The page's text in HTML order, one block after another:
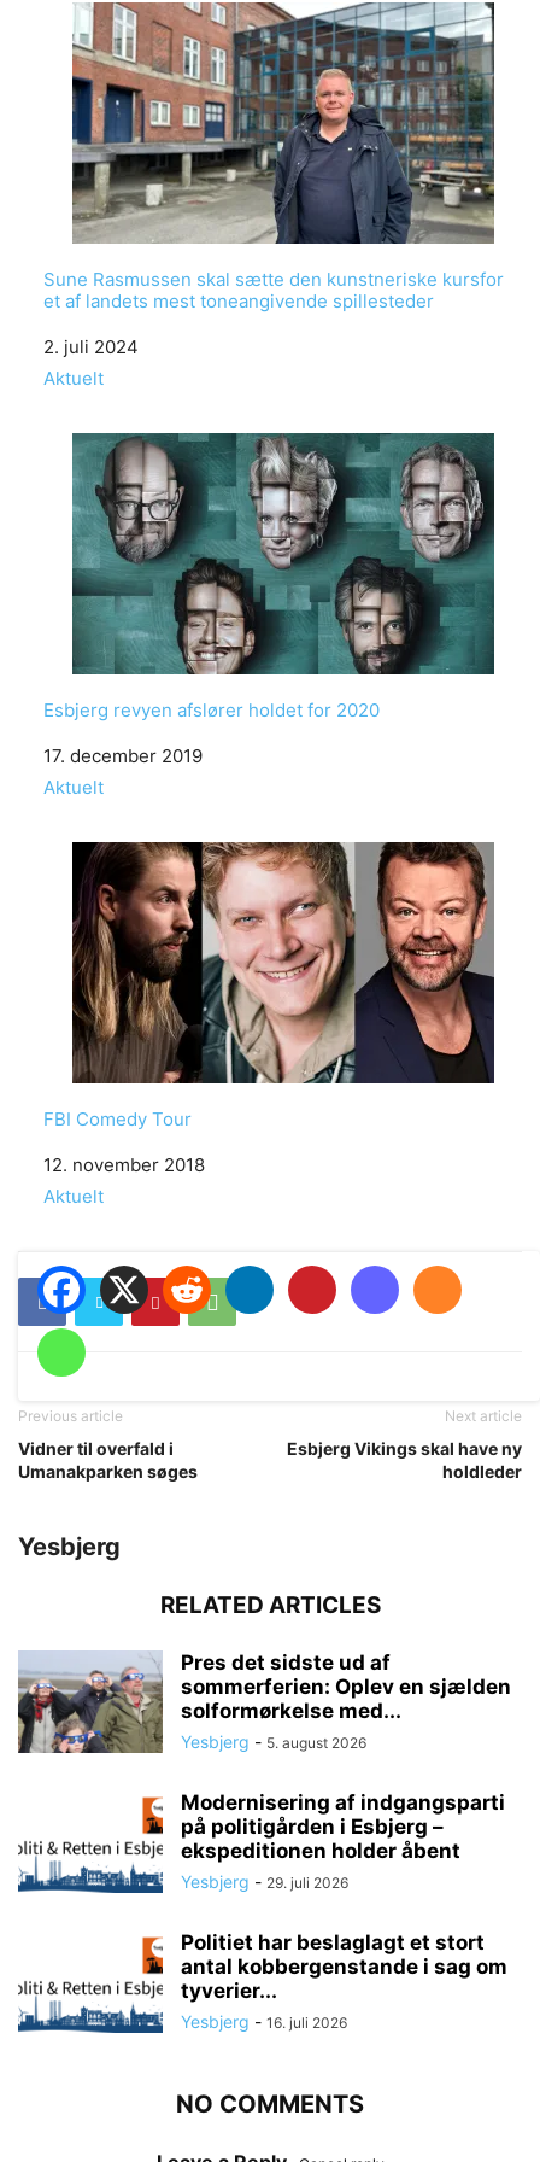
Sune Rasmussen skal sætte den kunstneriske kursfor
et af landets mest toneangivende spillesteder
Date
2. juli 2024
In relation to
Aktuelt
Esbjerg revyen afslører holdet for 2020
Date
17. december 2019
In relation to
Aktuelt
FBI Comedy Tour
Date
12. november 2018
In relation to
Aktuelt
Previous article
Vidner til overfald i
Umanakparken søges
Next article
Esbjerg Vikings skal have ny
holdleder
Yesbjerg
RELATED ARTICLES
Pres det sidste ud af
sommerferien: Oplev en sjælden
solformørkelse med...
Yesbjerg - 5. august 2026
Modernisering af indgangsparti
på politigården i Esbjerg –
ekspeditionen holder åbent
Yesbjerg - 29. juli 2026
Politiet har beslaglagt et stort
antal kobbergenstande i sag om
tyverier...
Yesbjerg - 16. juli 2026
NO COMMENTS